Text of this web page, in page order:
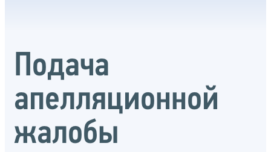
Подача
апелляционной
жалобы